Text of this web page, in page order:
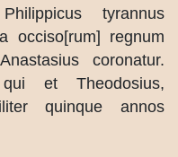
tyrannus
occiso[rum] regnum
coronatur.
et Theodosius,
quinque annos